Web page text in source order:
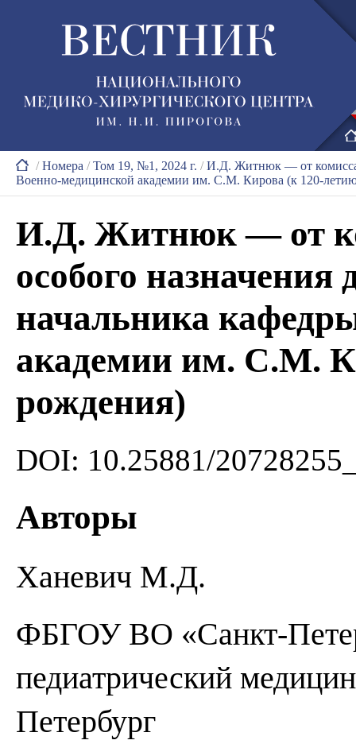
/Номера /Том 19, №1, 2024 г. /И.Д. Житнюк — от
Военно-медицинской академии им. С.М. Кирова (к 120-
И.Д. Житнюк — от
особого
начальника
академии им. С.М.
рождения)
DOI: 10.25881/
Авторы
Ханевич М.Д.
ФБГОУ ВО «Санкт-
педиатрический
Петербург